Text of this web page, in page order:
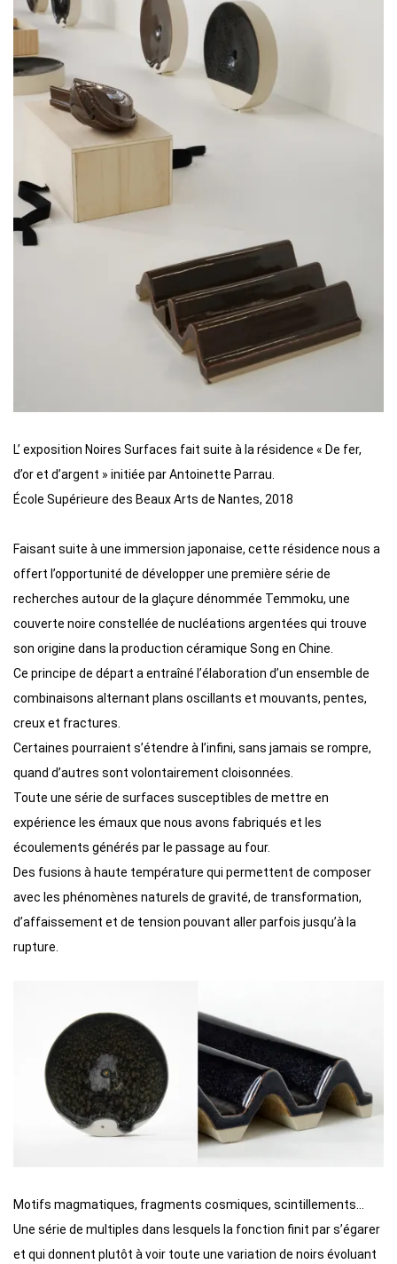
L’ exposition Noires Surfaces fait suite à la résidence « De fer,
d’or et d’argent » initiée par Antoinette Parrau.
École Supérieure des Beaux Arts de Nantes, 2018
Faisant suite à une immersion japonaise, cette résidence nous a
offert l’opportunité de développer une première série de
recherches autour de la glaçure dénommée Temmoku, une
couverte noire constellée de nucléations argentées qui trouve
son origine dans la production céramique Song en Chine.
Ce principe de départ a entraîné l’élaboration d’un ensemble de
combinaisons alternant plans oscillants et mouvants, pentes,
creux et fractures.
Certaines pourraient s’étendre à l’infini, sans jamais se rompre,
quand d’autres sont volontairement cloisonnées.
Toute une série de surfaces susceptibles de mettre en
expérience les émaux que nous avons fabriqués et les
écoulements générés par le passage au four.
Des fusions à haute température qui permettent de composer
avec les phénomènes naturels de gravité, de transformation,
d’affaissement et de tension pouvant aller parfois jusqu’à la
rupture.
Motifs magmatiques, fragments cosmiques, scintillements…
Une série de multiples dans lesquels la fonction finit par s’égarer
et qui donnent plutôt à voir toute une variation de noirs évoluant